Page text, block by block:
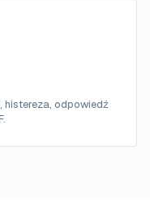
histereza, odpowiedź